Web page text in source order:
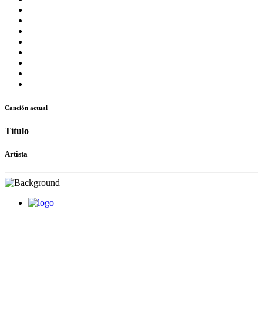
Canción actual
Título
Artista